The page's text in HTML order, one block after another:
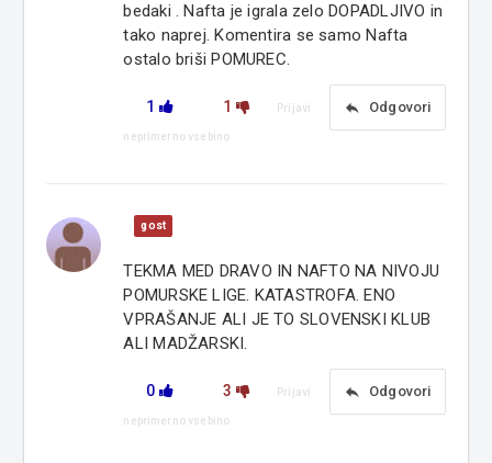
bedaki . Nafta je igrala zelo DOPADLJIVO in
tako naprej. Komentira se samo Nafta
ostalo briši POMUREC.
1 1 reply Odgovori
Prijavi
neprimerno vsebino
gost
TEKMA MED DRAVO IN NAFTO NA NIVOJU
POMURSKE LIGE. KATASTROFA. ENO
VPRAŠANJE ALI JE TO SLOVENSKI KLUB
ALI MADŽARSKI.
0 3 reply Odgovori
Prijavi
neprimerno vsebino